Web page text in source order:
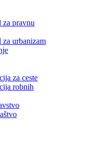
za pravnu
urbanizam
za ceste
robnih